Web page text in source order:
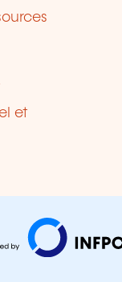
et